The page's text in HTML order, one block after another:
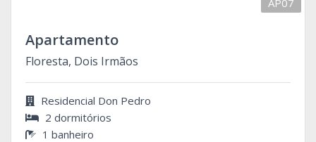
AP07
Apartamento
Floresta, Dois Irmãos
Residencial Don Pedro
2 dormitórios
1 banheiro